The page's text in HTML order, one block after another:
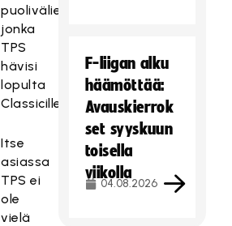
puolivälierätrilleri,
jonka
TPS
hävisi
lopulta
Classicille.
Itse
asiassa
TPS ei
ole
vielä
F-liigan alku
häämöttää:
Avauskierrok
set syyskuun
toisella
viikolla
04.08.2026